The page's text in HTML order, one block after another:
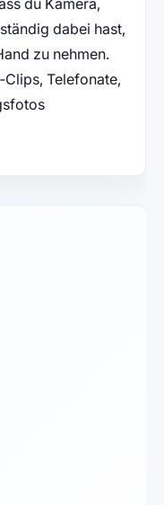
du Kamera,
dabei hast,
zu nehmen.
Telefonate,